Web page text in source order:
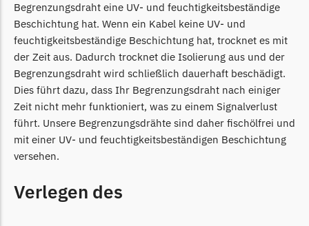
Begrenzungsdraht
Texas
Texas Messer
Begrenzungsdraht
Wiper
Wiper Messer
Begrenzungsdraht
Wolf-Garten Messer
Begrenzungsdraht eine UV- und feuchtigkeitsbeständige
Beschichtung hat. Wenn ein Kabel keine UV- und
feuchtigkeitsbeständige Beschichtung hat, trocknet es mit
der Zeit aus. Dadurch trocknet die Isolierung aus und der
Begrenzungsdraht wird schließlich dauerhaft beschädigt.
Dies führt dazu, dass Ihr Begrenzungsdraht nach einiger
Zeit nicht mehr funktioniert, was zu einem Signalverlust
führt. Unsere Begrenzungsdrähte sind daher fischölfrei und
mit einer UV- und feuchtigkeitsbeständigen Beschichtung
versehen.
Verlegen des